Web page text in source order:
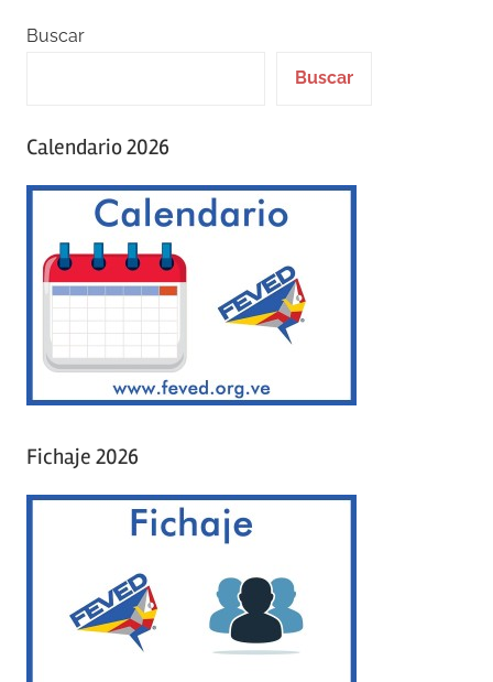
Buscar
Buscar
Calendario 2026
Fichaje 2026